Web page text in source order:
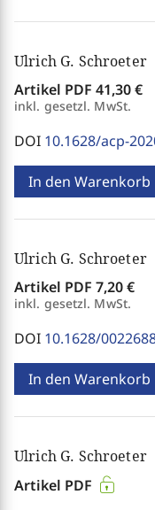
Ulrich G. Schroeter
Artikel PDF 41,30 €
inkl. gesetzl. MwSt.
DOI 10.1628/acp-
In den Warenkorb
Ulrich G. Schroeter
Artikel PDF 7,20 €
inkl. gesetzl. MwSt.
DOI 10.1628/
In den Warenkorb
Ulrich G. Schroeter
Artikel PDF